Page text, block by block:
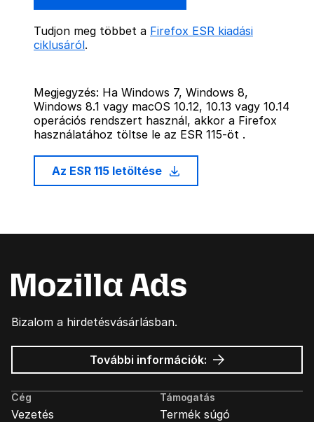
Tudjon meg többet a Firefox ESR kiadási
ciklusáról.
Megjegyzés: Ha Windows 7, Windows 8,
Windows 8.1 vagy macOS 10.12, 10.13 vagy 10.14
operációs rendszert használ, akkor a Firefox
használatához töltse le az ESR 115-öt .
Az ESR 115 letöltése
Bizalom a hirdetésvásárlásban.
További információk: Mozilla
hirdetések
Cég
Vezetés
Támogatás
Termék súgó